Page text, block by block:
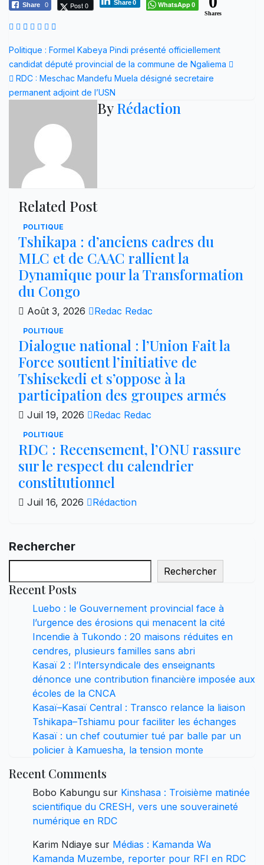
Share 0 Post 0 Share0 WhatsApp0
Shares
Navigation
de
l’article
Politique : Formel Kabeya Pindi présenté officiellement
candidat député provincial de la commune de Ngaliema
RDC : Meschac Mandefu Muela désigné secretaire
permanent adjoint de l’USN
ByRédaction
Related Post
POLITIQUE
Tshikapa : d’anciens cadres du
MLC et de CAAC rallient la
Dynamique pour la Transformation
du Congo
Août 3, 2026 Redac Redac
POLITIQUE
Dialogue national : l’Union Fait la
Force soutient l’initiative de
Tshisekedi et s’oppose à la
participation des groupes armés
Juil 19, 2026 Redac Redac
POLITIQUE
RDC : Recensement, l’ONU rassure
sur le respect du calendrier
constitutionnel
Juil 16, 2026 Rédaction
Rechercher
Rechercher
Recent Posts
Luebo : le Gouvernement provincial face à
l’urgence des érosions qui menacent la cité
Incendie à Tukondo : 20 maisons réduites en
cendres, plusieurs familles sans abri
Kasaï 2 : l’Intersyndicale des enseignants
dénonce une contribution financière imposée aux
écoles de la CNCA
Kasaï–Kasaï Central : Transco relance la liaison
Tshikapa–Tshiamu pour faciliter les échanges
Kasaï : un chef coutumier tué par balle par un
policier à Kamuesha, la tension monte
Recent Comments
Bobo Kabungu sur Kinshasa : Troisième matinée
scientifique du CRESH, vers une souveraineté
numérique en RDC
Karim Ndiaye sur Médias : Kamanda Wa
Kamanda Muzembe, reporter pour RFI en RDC